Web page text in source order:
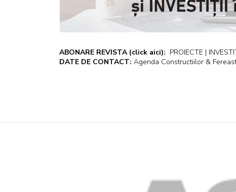
ABONARE REVISTA (click aici): PROIECTE |
DATE DE CONTACT: Agenda Constructiilor &